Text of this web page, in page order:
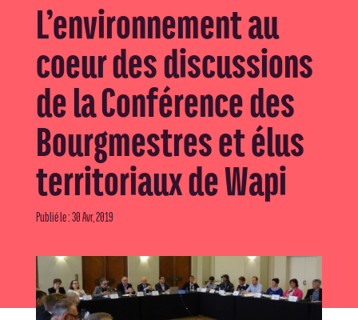
L’environnement au
coeur des discussions
de la Conférence des
Bourgmestres et élus
territoriaux de Wapi
Publié le : 30 Avr, 2019